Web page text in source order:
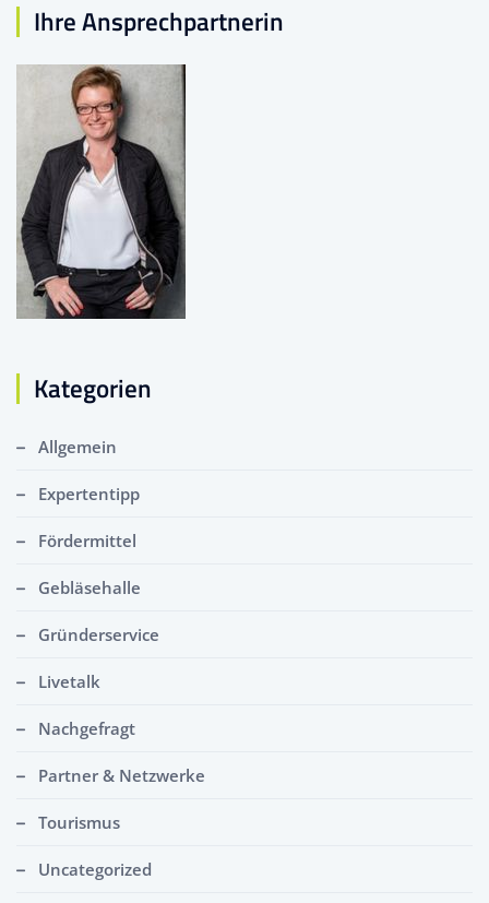
Ihre Ansprechpartnerin
Kategorien
Allgemein
Expertentipp
Fördermittel
Gebläsehalle
Gründerservice
Livetalk
Nachgefragt
Partner & Netzwerke
Tourismus
Uncategorized